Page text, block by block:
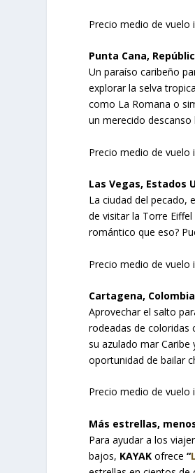
Precio medio de vuelo
Punta Cana,
Un paraíso caribeño
explorar la selva
como La Romana o
un merecido
Precio medio de vuelo
Las Vegas, Estados
La ciudad del pecado,
de visitar la Torre
romántico que eso?
Precio medio de vuelo
Cartagena, Colombia
Aprovechar el salto
rodeadas de coloridas
su azulado mar
oportunidad de bailar
Precio medio de vuelo
Más estrellas,
Para ayudar a los
bajos, KAYAK ofrece“